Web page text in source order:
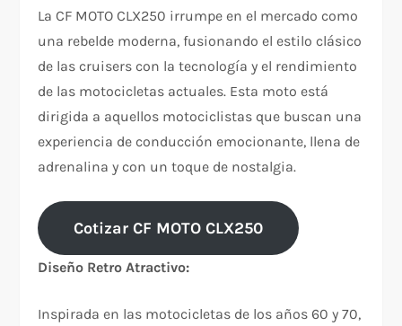
La CF MOTO CLX250 irrumpe en el mercado como
una rebelde moderna, fusionando el estilo clásico
de las cruisers con la tecnología y el rendimiento
de las motocicletas actuales. Esta moto está
dirigida a aquellos motociclistas que buscan una
experiencia de conducción emocionante, llena de
adrenalina y con un toque de nostalgia.
Cotizar CF MOTO CLX250
Diseño Retro Atractivo:
Inspirada en las motocicletas de los años 60 y 70,